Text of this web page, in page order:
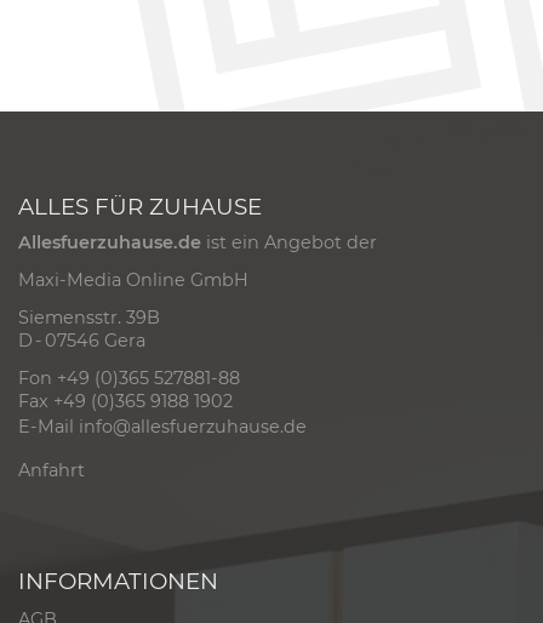
ALLES FÜR ZUHAUSE
Allesfuerzuhause.de ist ein Angebot der
Maxi-Media Online GmbH
Siemensstr. 39B
D - 07546 Gera
Fon +49 (0)365 527881-88
Fax +49 (0)365 9188 1902
E-Mail info@allesfuerzuhause.de
Anfahrt
INFORMATIONEN